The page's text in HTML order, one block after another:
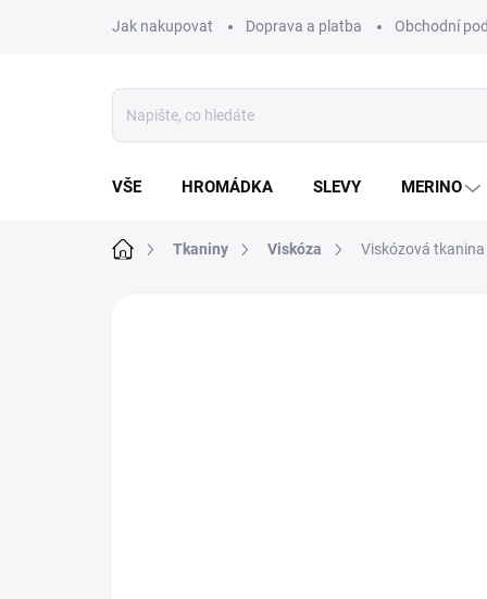
Jak nakupovat Doprava a platba Obchodní
VŠE HROMÁDKA SLEVY MERINO
Domů Tkaniny Viskóza Viskózová